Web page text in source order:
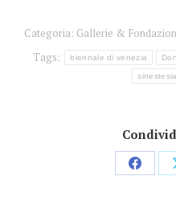
Categoria: Gallerie &
Tags:
biennale di venezia
sinestesia